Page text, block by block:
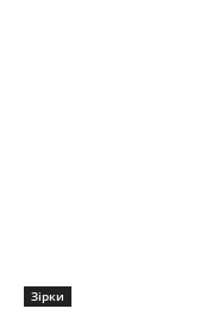
Зірки